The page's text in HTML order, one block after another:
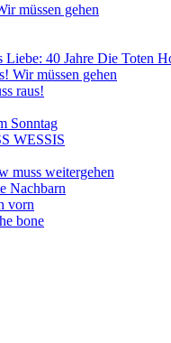
müssen gehen
Liebe: 40 Jahre Die Toten
Wir müssen gehen
raus!
Sonntag
WESSIS
muss weitergehen
Nachbarn
vorn
bone